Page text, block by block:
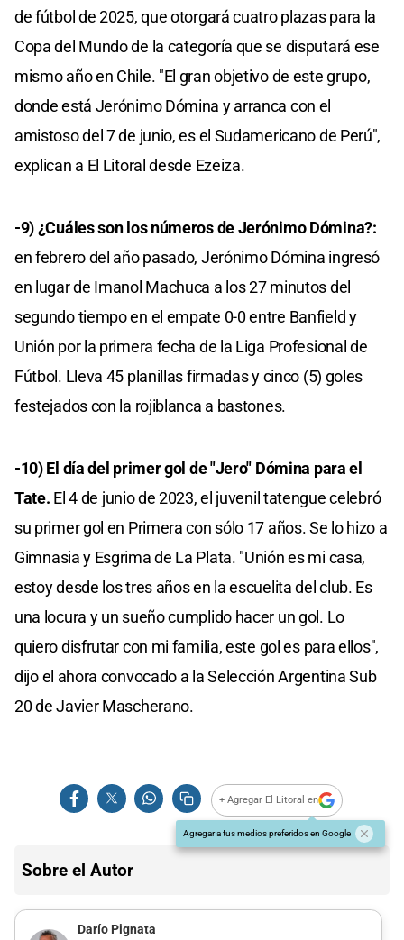
de fútbol de 2025, que otorgará cuatro plazas para la
Copa del Mundo de la categoría que se disputará ese
mismo año en Chile. "El gran objetivo de este grupo,
donde está Jerónimo Dómina y arranca con el
amistoso del 7 de junio, es el Sudamericano de Perú",
explican a El Litoral desde Ezeiza.
-9) ¿Cuáles son los números de Jerónimo Dómina?:
en febrero del año pasado, Jerónimo Dómina ingresó
en lugar de Imanol Machuca a los 27 minutos del
segundo tiempo en el empate 0-0 entre Banfield y
Unión por la primera fecha de la Liga Profesional de
Fútbol. Lleva 45 planillas firmadas y cinco (5) goles
festejados con la rojiblanca a bastones.
-10) El día del primer gol de "Jero" Dómina para el
Tate. El 4 de junio de 2023, el juvenil tatengue celebró
su primer gol en Primera con sólo 17 años. Se lo hizo a
Gimnasia y Esgrima de La Plata. "Unión es mi casa,
estoy desde los tres años en la escuelita del club. Es
una locura y un sueño cumplido hacer un gol. Lo
quiero disfrutar con mi familia, este gol es para ellos",
dijo el ahora convocado a la Selección Argentina Sub
20 de Javier Mascherano.
+ Agregar El Litoral en
Agregar a tus medios preferidos en Google
Sobre el Autor
Darío Pignata